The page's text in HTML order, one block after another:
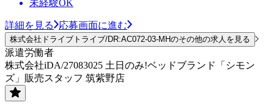
未経験OK
詳細を見る 応募画面に進む
株式会社ドライブトライブ/DR:AC072-03-MHのその他の求人を見る
派遣労働者
株式会社iDA/27083025 土日のみ!ベッドブランド「シモン
ズ」販売スタッフ 筑紫野店